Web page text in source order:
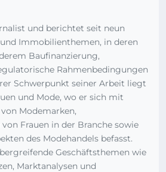
und berichtet seit neun
Immobilienthemen, in deren
Baufinanzierung,
Rahmenbedingungen
Schwerpunkt seiner Arbeit liegt
und Mode, wo er sich mit
Modemarken,
Frauen in der Branche sowie
des Modehandels befasst.
Geschäftsthemen wie
Marktanalysen und